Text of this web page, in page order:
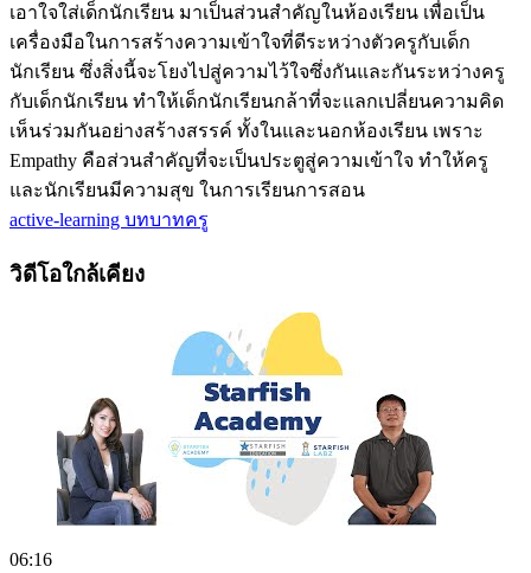
เอาใจใส่เด็กนักเรียน มาเป็นส่วนสำคัญในห้องเรียน เพื่อเป็น
เครื่องมือในการสร้างความเข้าใจที่ดีระหว่างตัวครูกับเด็ก
นักเรียน ซึ่งสิ่งนี้จะโยงไปสู่ความไว้ใจซึ่งกันและกันระหว่างครู
กับเด็กนักเรียน ทำให้เด็กนักเรียนกล้าที่จะแลกเปลี่ยนความคิด
เห็นร่วมกันอย่างสร้างสรรค์ ทั้งในและนอกห้องเรียน เพราะ
Empathy คือส่วนสำคัญที่จะเป็นประตูสู่ความเข้าใจ ทำให้ครู
และนักเรียนมีความสุข ในการเรียนการสอน
active-learning บทบาทครู
วิดีโอใกล้เคียง
06:16